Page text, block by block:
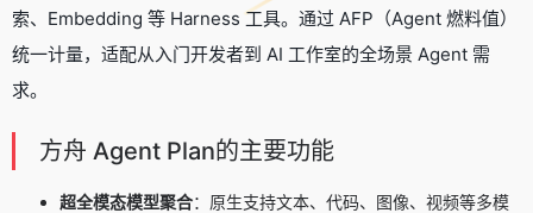
索、Embedding 等 Harness 工具。通过 AFP（Agent 燃料值）
统一计量，适配从入门开发者到 AI 工作室的全场景 Agent 需
求。
方舟 Agent Plan的主要功能
超全模态模型聚合：原生支持文本、代码、图像、视频等多模